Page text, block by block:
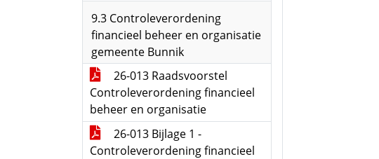
9.3 Controleverordening
financieel beheer en organisatie
gemeente Bunnik
26-013 Raadsvoorstel
Controleverordening financieel
beheer en organisatie
26-013 Bijlage 1 -
Controleverordening financieel